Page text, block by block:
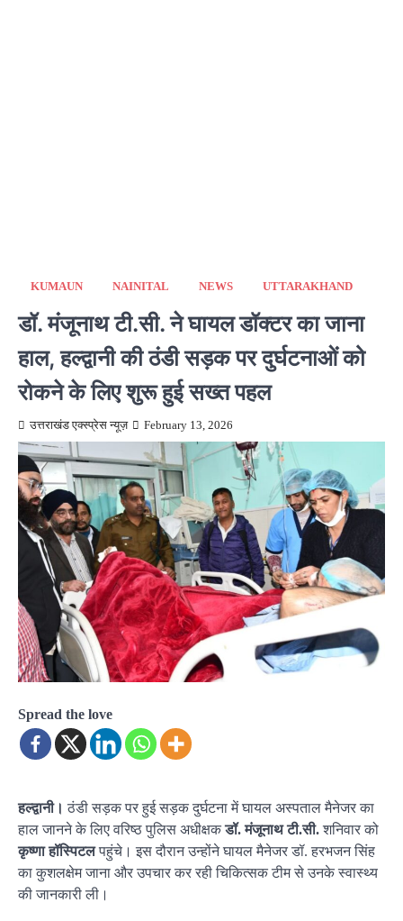
KUMAUN NAINITAL NEWS UTTARAKHAND
डॉ. मंजूनाथ टी.सी. ने घायल डॉक्टर का जाना
हाल, हल्द्वानी की ठंडी सड़क पर दुर्घटनाओं को
रोकने के लिए शुरू हुई सख्त पहल
उत्तराखंड एक्स्प्रेस न्यूज़ February 13, 2026
Spread the love
हल्द्वानी। ठंडी सड़क पर हुई सड़क दुर्घटना में घायल अस्पताल मैनेजर का
हाल जानने के लिए वरिष्ठ पुलिस अधीक्षकडॉ. मंजूनाथ टी.सी.शनिवार को
कृष्णा हॉस्पिटलपहुंचे। इस दौरान उन्होंने घायल मैनेजर डॉ. हरभजन सिंह
का कुशलक्षेम जाना और उपचार कर रही चिकित्सक टीम से उनके स्वास्थ्य
की जानकारी ली।